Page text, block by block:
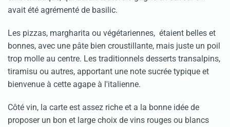
avait été agrémenté de basilic.
Les pizzas, margharita ou végétariennes, étaient belles et
bonnes, avec une pâte bien croustillante, mais juste un poil
trop molle au centre. Les traditionnels desserts transalpins,
tiramisu ou autres, apportant une note sucrée typique et
bienvenue à cette agape à l'italienne.
Côté vin, la carte est assez riche et a la bonne idée de
proposer un bon et large choix de vins rouges ou blancs